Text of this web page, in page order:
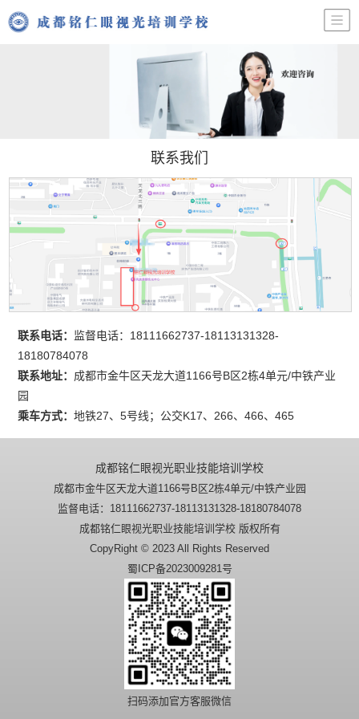
联系我们
联系电话： 监督电话：18111662737-18113131328-
18180784078
联系地址： 成都市金牛区天龙大道1166号B区2栋4单元/中铁产业
园
乘车方式： 地铁27、5号线；公交K17、266、466、465
成都铭仁眼视光职业技能培训学校
成都市金牛区天龙大道1166号B区2栋4单元/中铁产业园
监督电话：18111662737-18113131328-18180784078
成都铭仁眼视光职业技能培训学校 版权所有
CopyRight © 2023 All Rights Reserved
蜀ICP备2023009281号
扫码添加官方客服微信